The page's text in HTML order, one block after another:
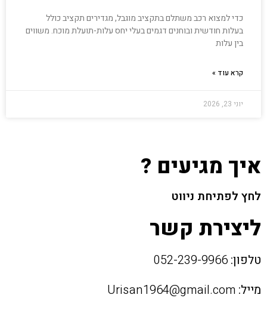
כדי למצוא רכב משתלם בתקציב מוגבל, מגדירים תקציב כולל
בעלות חודשית ובוחנים דגמים בעלי יחס עלות-תועלת מוכח. משווים
בין עלות
קרא עוד »
יוני 23, 2026
איך מגיעים ?
לחץ לפתיחת ניווט
ליצירת קשר
טלפון:
מייל: Urisan1964@gmail.com